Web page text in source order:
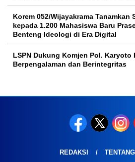
Korem 052/Wijayakrama Tanamkan
kepada 1.200 Mahasiswa Baru
Benteng Ideologi di Era Digital
LSPN Dukung Komjen Pol. Karyoto
Berpengalaman dan Berintegritas
REDAKSI